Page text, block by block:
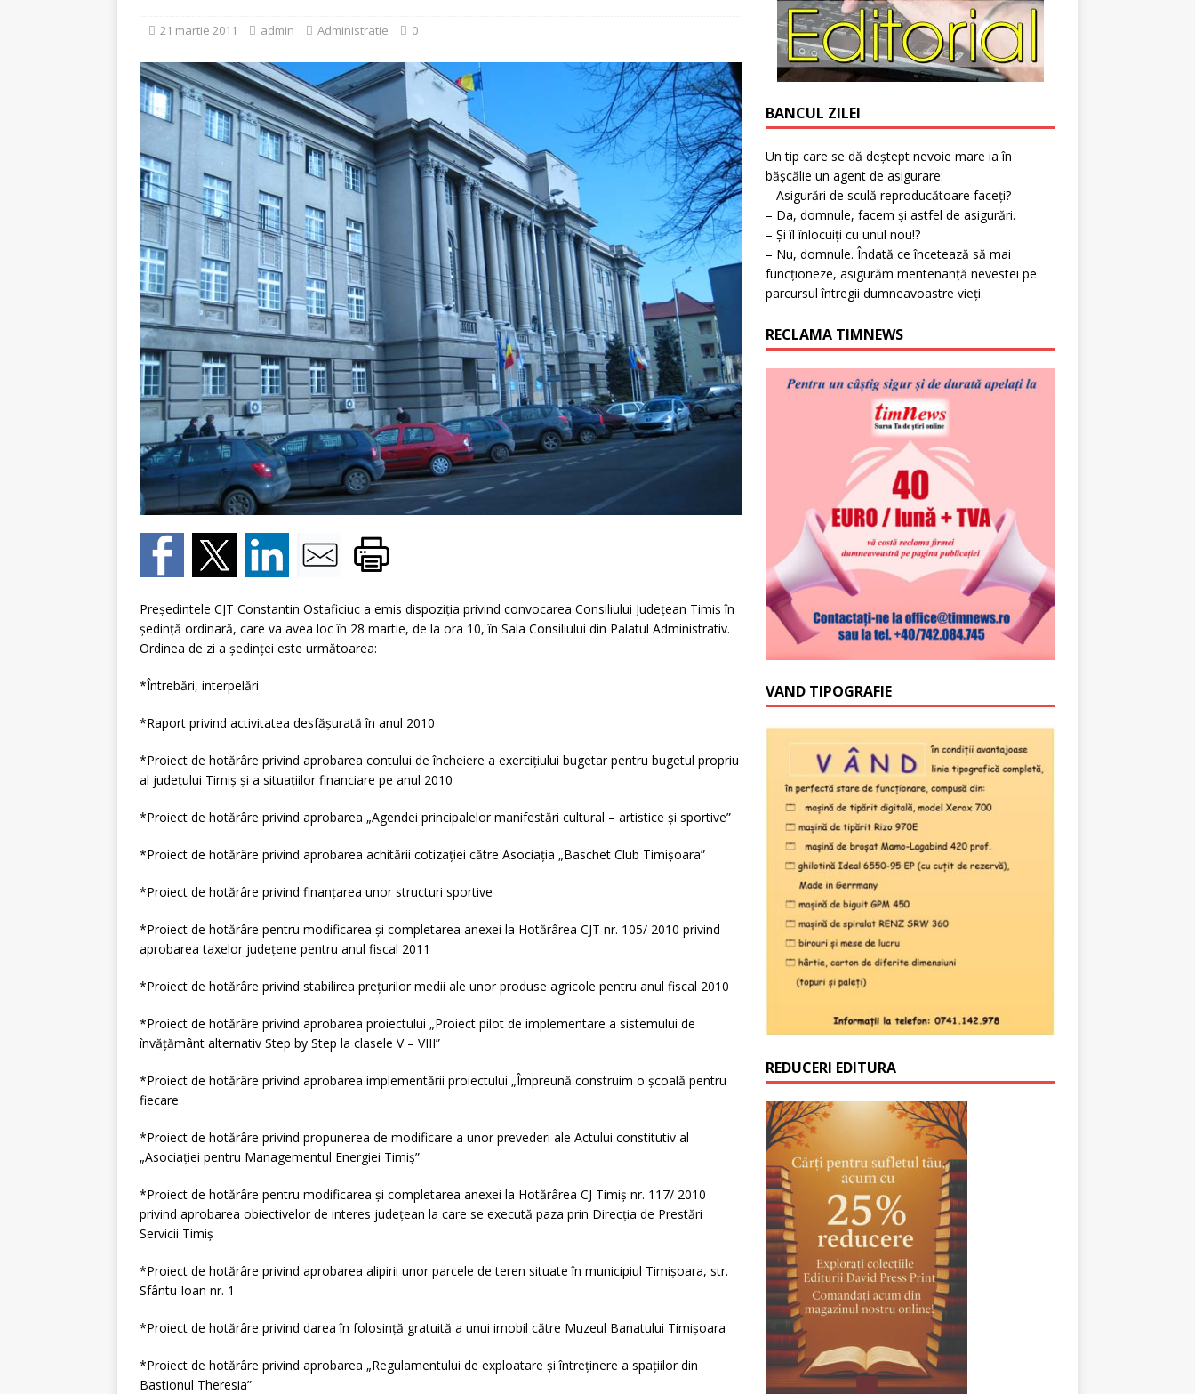
21 martie 2011 admin Administratie 0
Preşedintele CJT Constantin Ostaficiuc a emis dispoziţia privind convocarea Consiliului Judeţean Timiş în
şedinţă ordinară, care va avea loc în 28 martie, de la ora 10, în Sala Consiliului din Palatul Administrativ.
Ordinea de zi a şedinţei este următoarea:
*Întrebări, interpelări
*Raport privind activitatea desfăşurată în anul 2010
*Proiect de hotărâre privind aprobarea contului de încheiere a exerciţiului bugetar pentru bugetul propriu
al judeţului Timiş şi a situaţiilor financiare pe anul 2010
*Proiect de hotărâre privind aprobarea „Agendei principalelor manifestări cultural – artistice şi sportive”
*Proiect de hotărâre privind aprobarea achitării cotizaţiei către Asociaţia „Baschet Club Timişoara”
*Proiect de hotărâre privind finanţarea unor structuri sportive
*Proiect de hotărâre pentru modificarea şi completarea anexei la Hotărârea CJT nr. 105/ 2010 privind
aprobarea taxelor judeţene pentru anul fiscal 2011
*Proiect de hotărâre privind stabilirea preţurilor medii ale unor produse agricole pentru anul fiscal 2010
*Proiect de hotărâre privind aprobarea proiectului „Proiect pilot de implementare a sistemului de
învăţământ alternativ Step by Step la clasele V – VIII”
*Proiect de hotărâre privind aprobarea implementării proiectului „Împreună construim o şcoală pentru
fiecare
*Proiect de hotărâre privind propunerea de modificare a unor prevederi ale Actului constitutiv al
„Asociaţiei pentru Managementul Energiei Timiş”
*Proiect de hotărâre pentru modificarea şi completarea anexei la Hotărârea CJ Timiş nr. 117/ 2010
privind aprobarea obiectivelor de interes judeţean la care se execută paza prin Direcţia de Prestări
Servicii Timiş
*Proiect de hotărâre privind aprobarea alipirii unor parcele de teren situate în municipiul Timişoara, str.
Sfântu Ioan nr. 1
*Proiect de hotărâre privind darea în folosinţă gratuită a unui imobil către Muzeul Banatului Timişoara
*Proiect de hotărâre privind aprobarea „Regulamentului de exploatare şi întreţinere a spaţiilor din
Bastionul Theresia”
BANCUL ZILEI
Un tip care se dă deștept nevoie mare ia în
bășcălie un agent de asigurare:
– Asigurări de sculă reproducătoare faceți?
– Da, domnule, facem și astfel de asigurări.
– Și îl înlocuiți cu unul nou!?
– Nu, domnule. Îndată ce încetează să mai
funcționeze, asigurăm mentenanță nevestei pe
parcursul întregii dumneavoastre vieți.
RECLAMA TIMNEWS
VAND TIPOGRAFIE
REDUCERI EDITURA